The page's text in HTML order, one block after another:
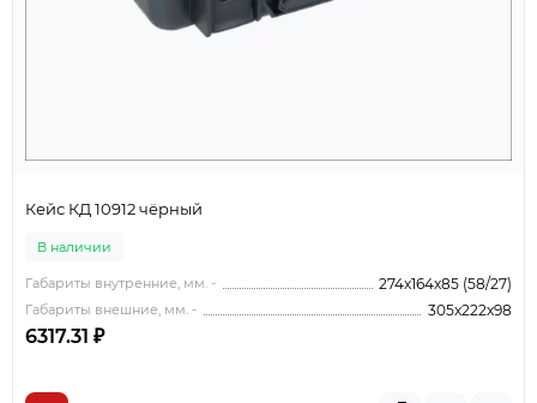
Кейс КД 10912 чёрный
В наличии
Габариты внутренние, мм. - 274x164x85 (58/27)
Габариты внешние, мм. - 305x222x98
6317.31 ₽